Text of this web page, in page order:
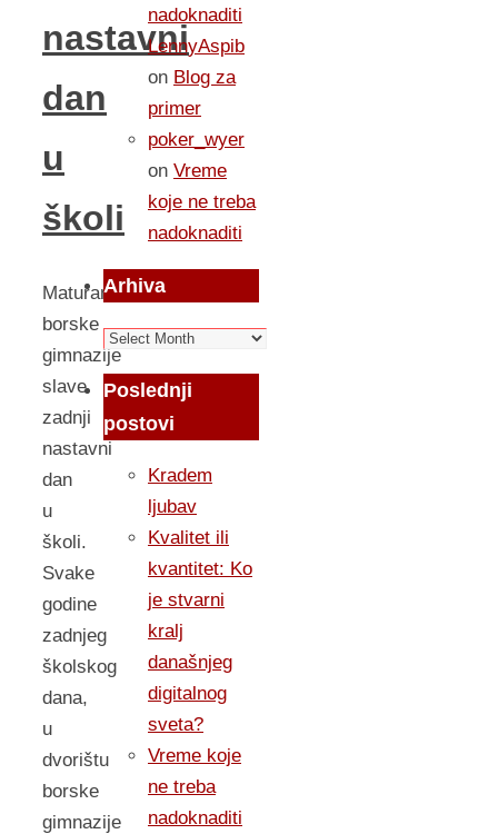
nastavni
dan
u
školi
Maturanti
borske
gimnazije
slave
zadnji
nastavni
dan
u
školi.
Svake
godine
zadnjeg
školskog
dana,
u
dvorištu
borske
gimnazije
nadoknaditi
LennyAspib
on Blog za
primer
poker_wyer
on Vreme
koje ne treba
nadoknaditi
Arhiva
Arhiva
Poslednji
postovi
Kradem
ljubav
Kvalitet ili
kvantitet: Ko
je stvarni
kralj
današnjeg
digitalnog
sveta?
Vreme koje
ne treba
nadoknaditi